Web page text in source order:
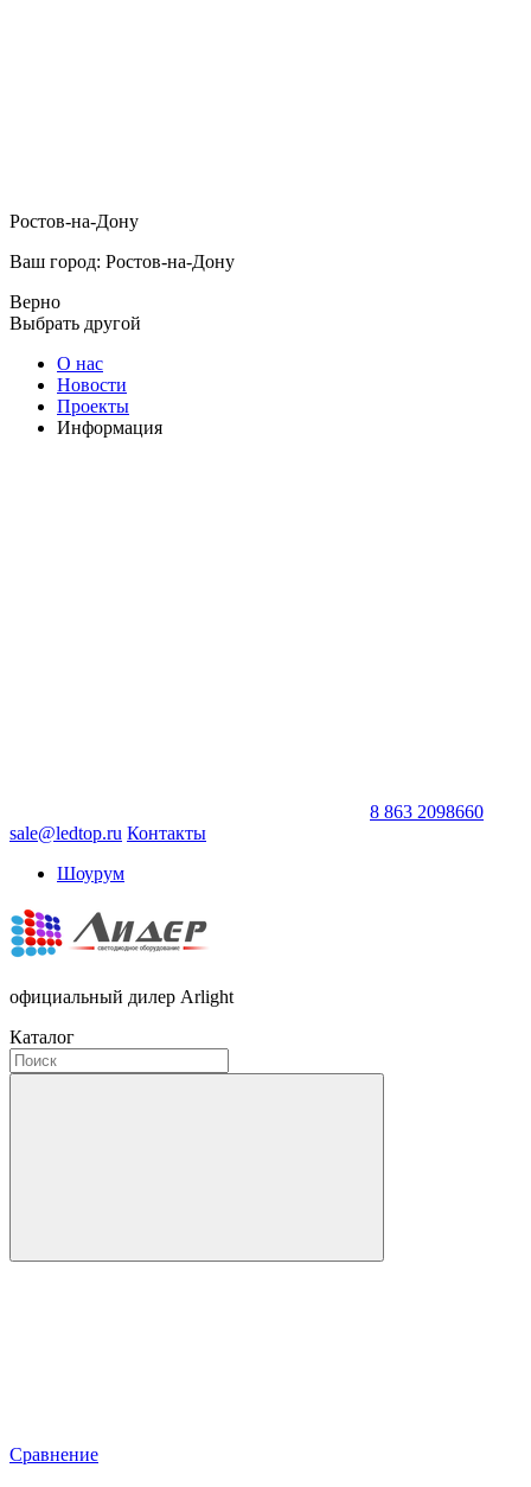
Ростов-на-Дону
Ваш город: Ростов-на-Дону
Верно
Выбрать другой
О нас
Новости
Проекты
Информация
8 863 2098660
sale@ledtop.ru Контакты
Шоурум
официальный дилер Arlight
Каталог
Сравнение